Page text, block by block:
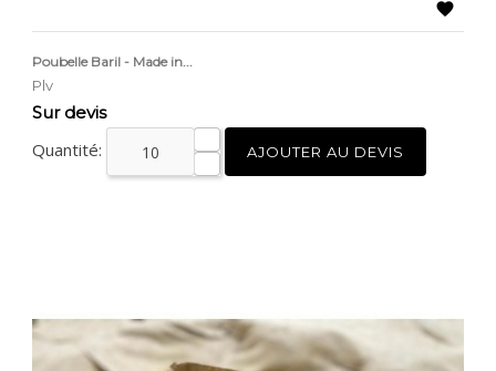

Poubelle Baril - Made in...
Plv
Prix
Sur devis
Quantité: AJOUTER AU DEVIS